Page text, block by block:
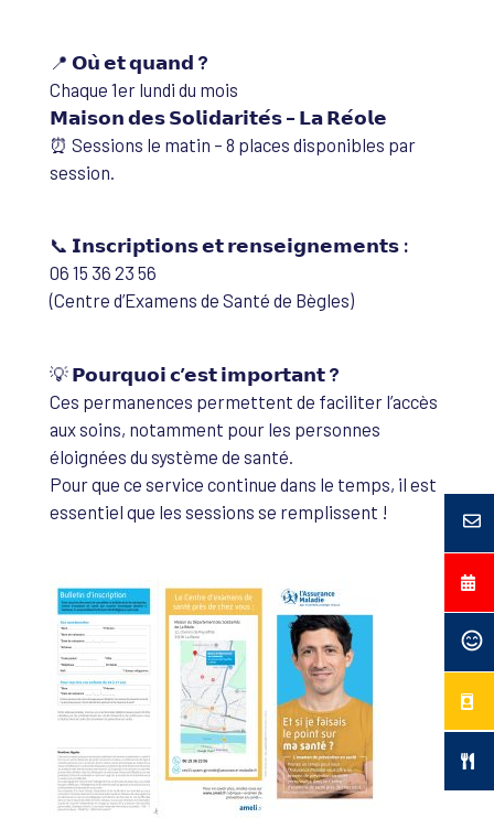
📍 𝗢𝘂̀ 𝗲𝘁 𝗾𝘂𝗮𝗻𝗱 ?
Chaque 1er lundi du mois
𝗠𝗮𝗶𝘀𝗼𝗻 𝗱𝗲𝘀 𝗦𝗼𝗹𝗶𝗱𝗮𝗿𝗶𝘁𝗲́𝘀 – 𝗟𝗮 𝗥𝗲́𝗼𝗹𝗲
⏰ Sessions le matin – 8 places disponibles par
session.
📞 𝗜𝗻𝘀𝗰𝗿𝗶𝗽𝘁𝗶𝗼𝗻𝘀 𝗲𝘁 𝗿𝗲𝗻𝘀𝗲𝗶𝗴𝗻𝗲𝗺𝗲𝗻𝘁𝘀 :
06 15 36 23 56
(Centre d’Examens de Santé de Bègles)
💡 𝗣𝗼𝘂𝗿𝗾𝘂𝗼𝗶 𝗰’𝗲𝘀𝘁 𝗶𝗺𝗽𝗼𝗿𝘁𝗮𝗻𝘁 ?
Ces permanences permettent de faciliter l’accès
aux soins, notamment pour les personnes
éloignées du système de santé.
Pour que ce service continue dans le temps, il est
essentiel que les sessions se remplissent !